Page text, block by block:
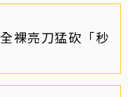
裸亮刀猛砍「秒